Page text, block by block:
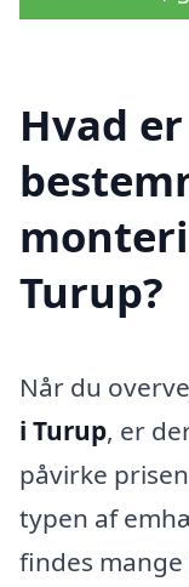
Hvad
Turup?
Når du
i Turup, er
påvirke
typen af
findes